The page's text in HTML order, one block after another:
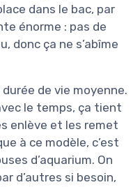
dans le bac, par
énorme : pas de
donc ça ne s’abîme
de vie moyenne.
le temps, ça tient
enlève et les remet
à ce modèle, c’est
d’aquarium. On
d’autres si besoin,